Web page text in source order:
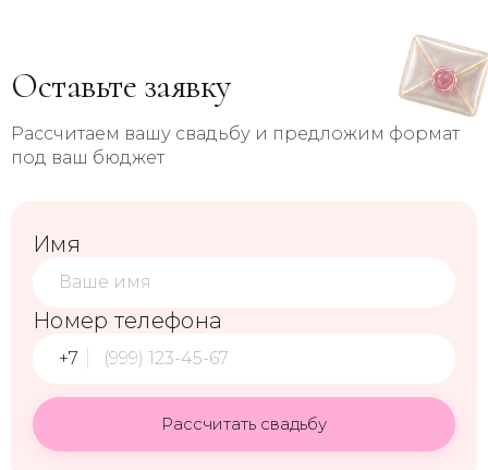
Да, мы организуем камерные свадьбы и уютные
мероприятия, сохраняя высокий уровень
продуманности и эстетики.
Оставьте заявку
Рассчитаем вашу свадьбу и предложим формат
под ваш бюджет
Имя
Номер телефона
+7
Рассчитать свадьбу